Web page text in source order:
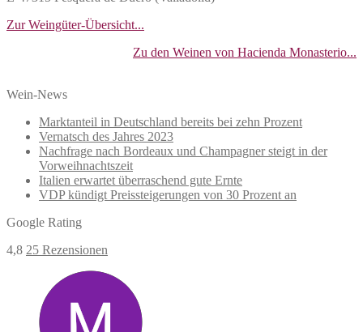
Zur Weingüter-Übersicht...
Zu den Weinen von Hacienda Monasterio...
Wein-News
Marktanteil in Deutschland bereits bei zehn Prozent
Vernatsch des Jahres 2023
Nachfrage nach Bordeaux und Champagner steigt in der
Vorweihnachtszeit
Italien erwartet überraschend gute Ernte
VDP kündigt Preissteigerungen von 30 Prozent an
Google Rating
4,8 25 Rezensionen